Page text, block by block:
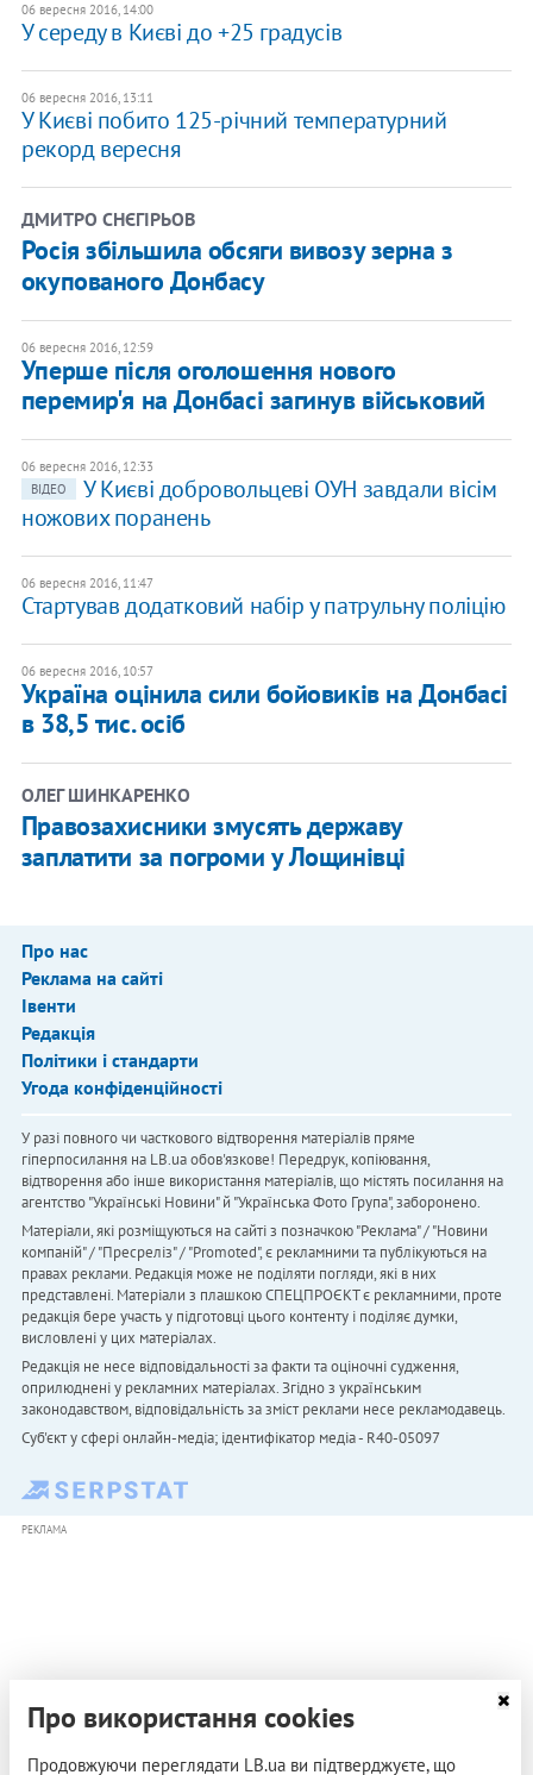
06 вересня 2016, 14:00
У середу в Києві до +25 градусів
06 вересня 2016, 13:11
У Києві побито 125-річний температурний
рекорд вересня
ДМИТРО СНЄГІРЬОВ
Росія збільшила обсяги вивозу зерна з
окупованого Донбасу
06 вересня 2016, 12:59
Уперше після оголошення нового
перемир'я на Донбасі загинув військовий
06 вересня 2016, 12:33
ВІДЕО
У Києві добровольцеві ОУН завдали вісім
ножових поранень
06 вересня 2016, 11:47
Стартував додатковий набір у патрульну поліцію
06 вересня 2016, 10:57
Україна оцінила сили бойовиків на Донбасі
в 38,5 тис. осіб
ОЛЕГ ШИНКАРЕНКО
Правозахисники змусять державу
заплатити за погроми у Лощинівці
Про нас
Реклама на сайті
Івенти
Редакція
Політики і стандарти
Угода конфіденційності
У разі повного чи часткового відтворення матеріалів пряме
гіперпосилання на LB.ua обов'язкове! Передрук, копіювання,
відтворення або інше використання матеріалів, що містять посилання на
агентство "Українськi Новини" й "Українська Фото Група", заборонено.
Матеріали, які розміщуються на сайті з позначкою "Реклама" / "Новини
компаній" / "Пресреліз" / "Promoted", є рекламними та публікуються на
правах реклами. Редакція може не поділяти погляди, які в них
представлені. Матеріали з плашкою СПЕЦПРОЄКТ є рекламними, проте
редакція бере участь у підготовці цього контенту і поділяє думки,
висловлені у цих матеріалах.
Редакція не несе відповідальності за факти та оціночні судження,
оприлюднені у рекламних матеріалах. Згідно з українським
законодавством, відповідальність за зміст реклами несе рекламодавець.
Cуб'єкт у сфері онлайн-медіа; ідентифікатор медіа - R40-05097
РЕКЛАМА
Про використання cookies
Продовжуючи переглядати LB.ua ви підтверджуєте, що